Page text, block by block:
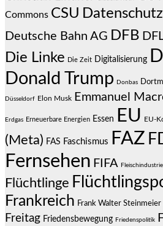
Commons CSU Datenschutz
Deutsche Bahn AG DFB
Die Linke Die Zeit Digitalisierung
Donald Trump Donbas
Düsseldorf Elon Musk Emmanuel
Erdgas Erneuerbare Energien Essen EU EU-
(Meta) FAS Faschismus FAZ
Fernsehen FIFA Fleischindustrie
Flüchtlinge
Frankreich Frank Walter Steinmeier
Freitag Friedensbewegung Friedenspolitik